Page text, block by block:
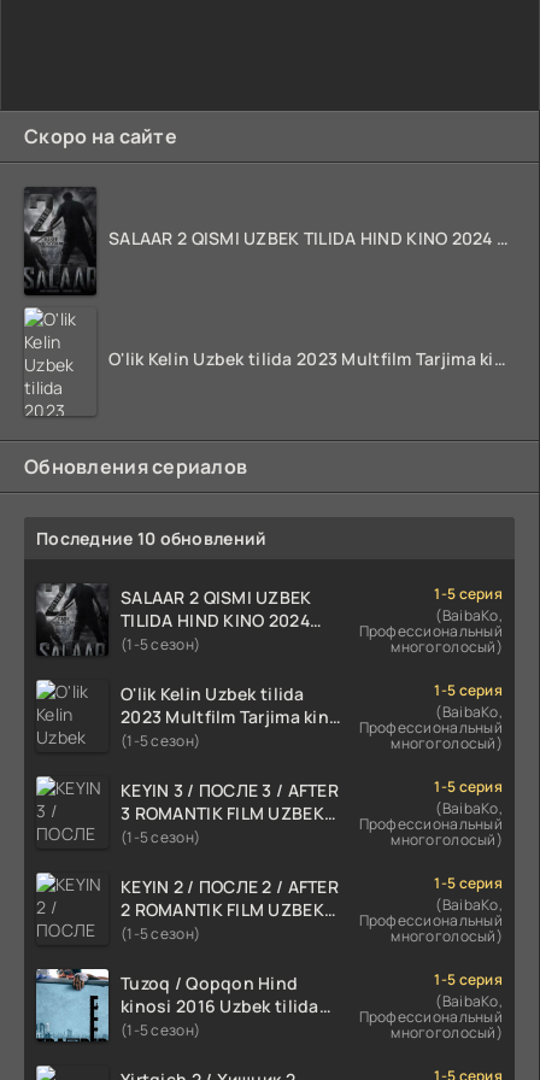
Скоро на сайте
SALAAR 2 QISMI UZBEK TILIDA HIND KINO 2024 TARJIMA 720p HD Skachat
O'lik Kelin Uzbek tilida 2023 Multfilm Tarjima kino skachat
Обновления сериалов
Последние 10 обновлений
SALAAR 2 QISMI UZBEK
TILIDA HIND KINO 2024
TARJIMA 720p HD Skachat
(1-5 сезон)
1-5 серия
(BaibaKo,
Профессиональный
многоголосый)
O'lik Kelin Uzbek tilida
2023 Multfilm Tarjima kino
skachat
(1-5 сезон)
1-5 серия
(BaibaKo,
Профессиональный
многоголосый)
KEYIN 3 / ПОСЛЕ 3 / AFTER
3 ROMANTIK FILM UZBEK
TILIDA 2021 TARJIMA FILM
(1-5 сезон)
1-5 серия
(BaibaKo,
Профессиональный
многоголосый)
KEYIN 2 / ПОСЛЕ 2 / AFTER
2 ROMANTIK FILM UZBEK
TILIDA 2020 TARJIMA FILM
(1-5 сезон)
1-5 серия
(BaibaKo,
Профессиональный
многоголосый)
Tuzoq / Qopqon Hind
kinosi 2016 Uzbek tilida
tarjima film HD
(1-5 сезон)
1-5 серия
(BaibaKo,
Профессиональный
многоголосый)
1-5 серия